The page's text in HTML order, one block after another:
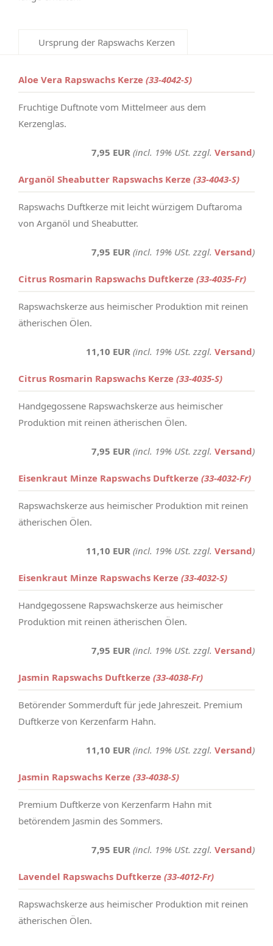
Ursprung der Rapswachs Kerzen
Aloe Vera Rapswachs Kerze (33-4042-S)
Fruchtige Duftnote vom Mittelmeer aus dem
Kerzenglas.
7,95 EUR (incl. 19% USt. zzgl. Versand)
Arganöl Sheabutter Rapswachs Kerze (33-4043-S)
Rapswachs Duftkerze mit leicht würzigem Duftaroma
von Arganöl und Sheabutter.
7,95 EUR (incl. 19% USt. zzgl. Versand)
Citrus Rosmarin Rapswachs Duftkerze (33-4035-Fr)
Rapswachskerze aus heimischer Produktion mit reinen
ätherischen Ölen.
11,10 EUR (incl. 19% USt. zzgl. Versand)
Citrus Rosmarin Rapswachs Kerze (33-4035-S)
Handgegossene Rapswachskerze aus heimischer
Produktion mit reinen ätherischen Ölen.
7,95 EUR (incl. 19% USt. zzgl. Versand)
Eisenkraut Minze Rapswachs Duftkerze (33-4032-Fr)
Rapswachskerze aus heimischer Produktion mit reinen
ätherischen Ölen.
11,10 EUR (incl. 19% USt. zzgl. Versand)
Eisenkraut Minze Rapswachs Kerze (33-4032-S)
Handgegossene Rapswachskerze aus heimischer
Produktion mit reinen ätherischen Ölen.
7,95 EUR (incl. 19% USt. zzgl. Versand)
Jasmin Rapswachs Duftkerze (33-4038-Fr)
Betörender Sommerduft für jede Jahreszeit. Premium
Duftkerze von Kerzenfarm Hahn.
11,10 EUR (incl. 19% USt. zzgl. Versand)
Jasmin Rapswachs Kerze (33-4038-S)
Premium Duftkerze von Kerzenfarm Hahn mit
betörendem Jasmin des Sommers.
7,95 EUR (incl. 19% USt. zzgl. Versand)
Lavendel Rapswachs Duftkerze (33-4012-Fr)
Rapswachskerze aus heimischer Produktion mit reinen
ätherischen Ölen.